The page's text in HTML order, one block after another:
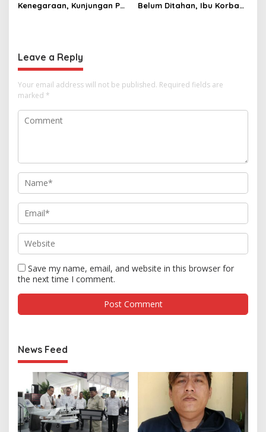
Kenegaraan, Kunjungan PM
Belum Ditahan, Ibu Korban
Leave a Reply
Your email address will not be published. Required fields are
marked *
Save my name, email, and website in this browser for
the next time I comment.
News Feed